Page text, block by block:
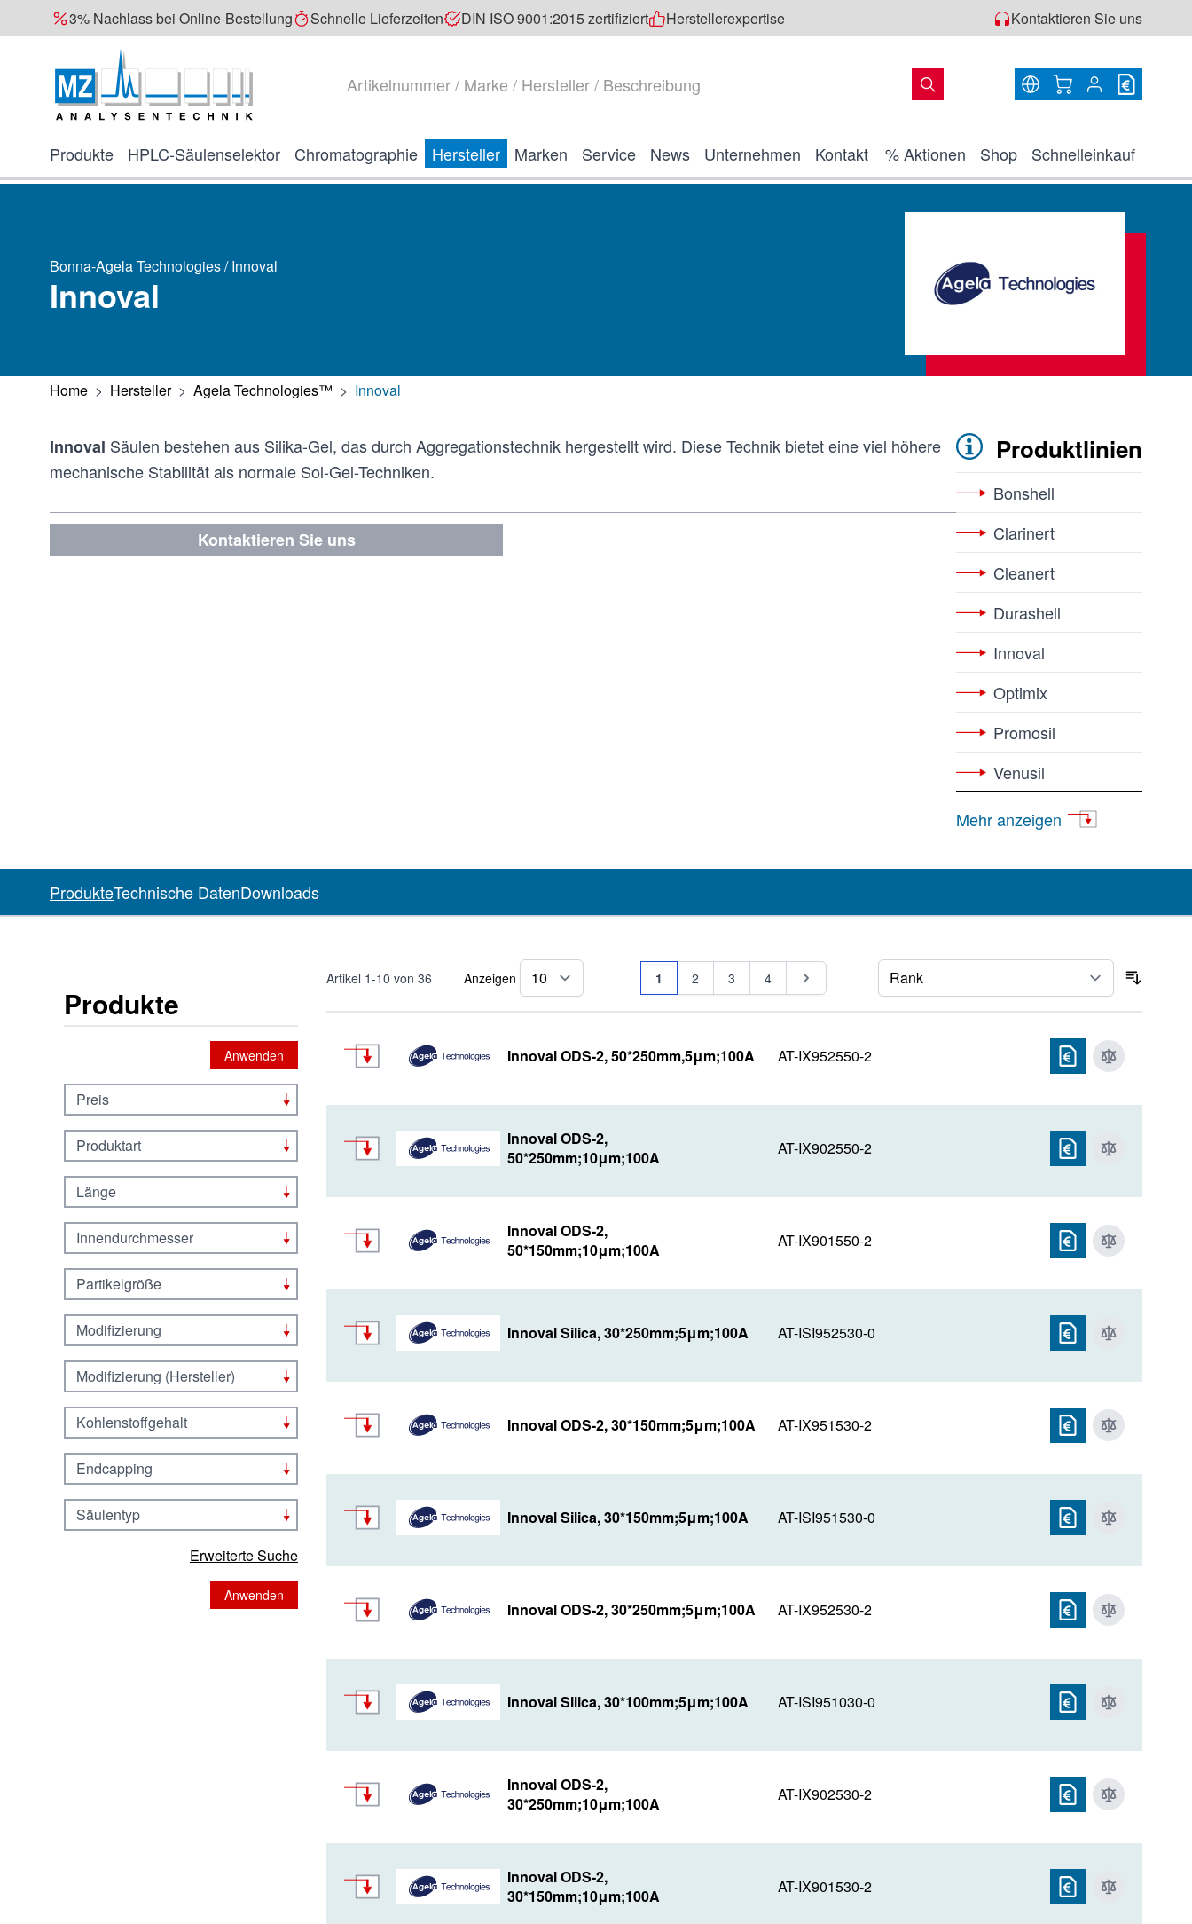
3% Nachlass bei Online-Bestellung Schnelle Lieferzeiten DIN ISO 9001:2015 zertifiziert Herstellerexpertise
Kontaktieren Sie uns
Suche
Warenkorb
Produkte HPLC-Säulenselektor Chromatographie Hersteller Marken Service News Unternehmen Kontakt % Aktionen Shop Schnelleinkauf
Bonna-Agela Technologies / Innoval
Innoval
Home > Hersteller > Agela Technologies™ > Innoval
Innoval Säulen bestehen aus Silika-Gel, das durch Aggregationstechnik hergestellt wird. Diese Technik bietet eine viel höhere
mechanische Stabilität als normale Sol-Gel-Techniken.
Kontaktieren Sie uns
Produktlinien
Bonshell
Clarinert
Cleanert
Durashell
Innoval
Optimix
Promosil
Venusil
Claricep
Mehr anzeigen
ProdukteTechnische DatenDownloads
Produkte
Anwenden
Preis
Produktart
Länge
Innendurchmesser
Partikelgröße
Modifizierung
Modifizierung (Hersteller)
Kohlenstoffgehalt
Endcapping
Säulentyp
Erweiterte Suche
Anwenden
Artikel 1-10 von 36 Seite
Sie lesen gerade Seite
1 Seite
2 Seite
3 Seite
4 Seite
Anzeigen
pro Seite
Innoval ODS-2, 50*250mm,5μm;100A AT-IX952550-2
Innoval ODS-2,
50*250mm;10μm;100A
AT-IX902550-2
Innoval ODS-2,
50*150mm;10μm;100A
AT-IX901550-2
Innoval Silica, 30*250mm;5μm;100A AT-ISI952530-0
Innoval ODS-2, 30*150mm;5μm;100A AT-IX951530-2
Innoval Silica, 30*150mm;5μm;100A AT-ISI951530-0
Innoval ODS-2, 30*250mm;5μm;100A AT-IX952530-2
Innoval Silica, 30*100mm;5μm;100A AT-ISI951030-0
Innoval ODS-2,
30*250mm;10μm;100A
AT-IX902530-2
Innoval ODS-2,
30*150mm;10μm;100A
AT-IX901530-2